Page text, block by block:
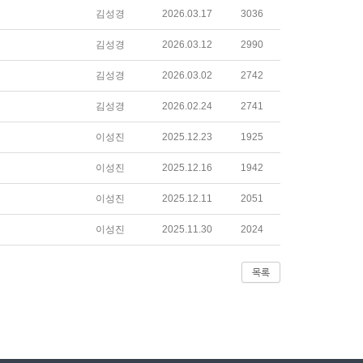
김성경 2026.03.17 3036
김성경 2026.03.12 2990
김성경 2026.03.02 2742
김성경 2026.02.24 2741
이성진 2025.12.23 1925
이성진 2025.12.16 1942
이성진 2025.12.11 2051
이성진 2025.11.30 2024
목록